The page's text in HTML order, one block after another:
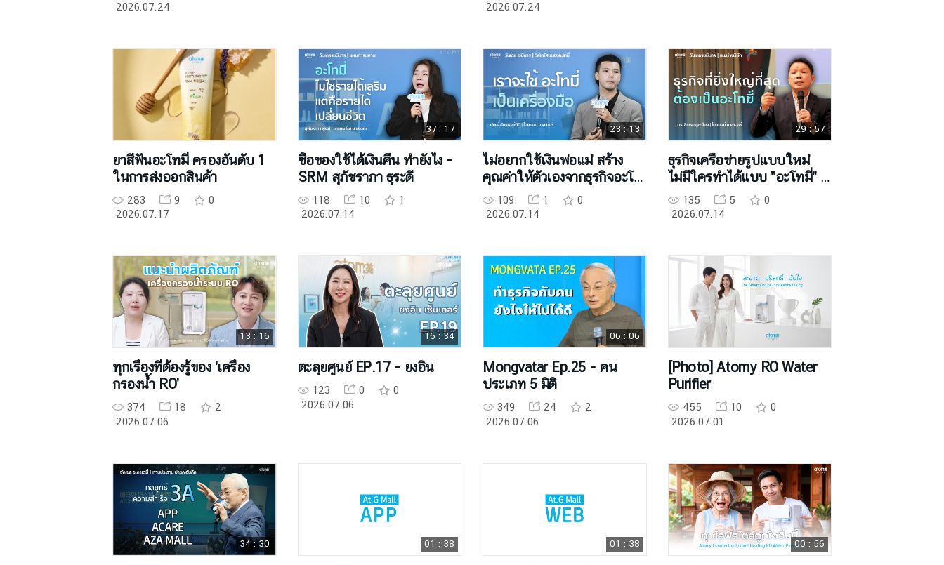
2026.07.24
2026.07.24
ยาสีฟันอะโทมี่ ครองอันดับ 1
ในการส่งออกสินค้า
283 9
0
2026.07.17
37 : 17
ซื้อของใช้ได้เงินคืน ทำยังไง -
SRM สุภัชราภา ธุระดี
118 10
1
2026.07.14
23 : 13
ไม่อยากใช้เงินพ่อแม่ สร้าง
คุณค่าให้ตัวเองจากธุรกิจอะโท
มี่ - DM ดัชฒ์ ภัทรพงษ์กิติ
109 1
0
2026.07.14
29 : 57
ธุรกิจเครือข่ายรูปแบบใหม่
ไม่มีใครทำได้แบบ "อะโทมี่" -
DM สิขเรศ มูลเมือง
135 5
0
2026.07.14
13 : 16
ทุกเรื่องที่ต้องรู้ของ 'เครื่อง
กรองน้ำ RO'
374 18
2
2026.07.06
16 : 34
ตะลุยศูนย์ EP.17 - ยงอิน
123 0
0
2026.07.06
06 : 06
Mongvatar Ep.25 - คน
ประเภท 5 มิติ
349 24
2
2026.07.06
[Photo] Atomy RO Water
Purifier
455 10
0
2026.07.01
34 : 30 01 : 38 01 : 38 00 : 56